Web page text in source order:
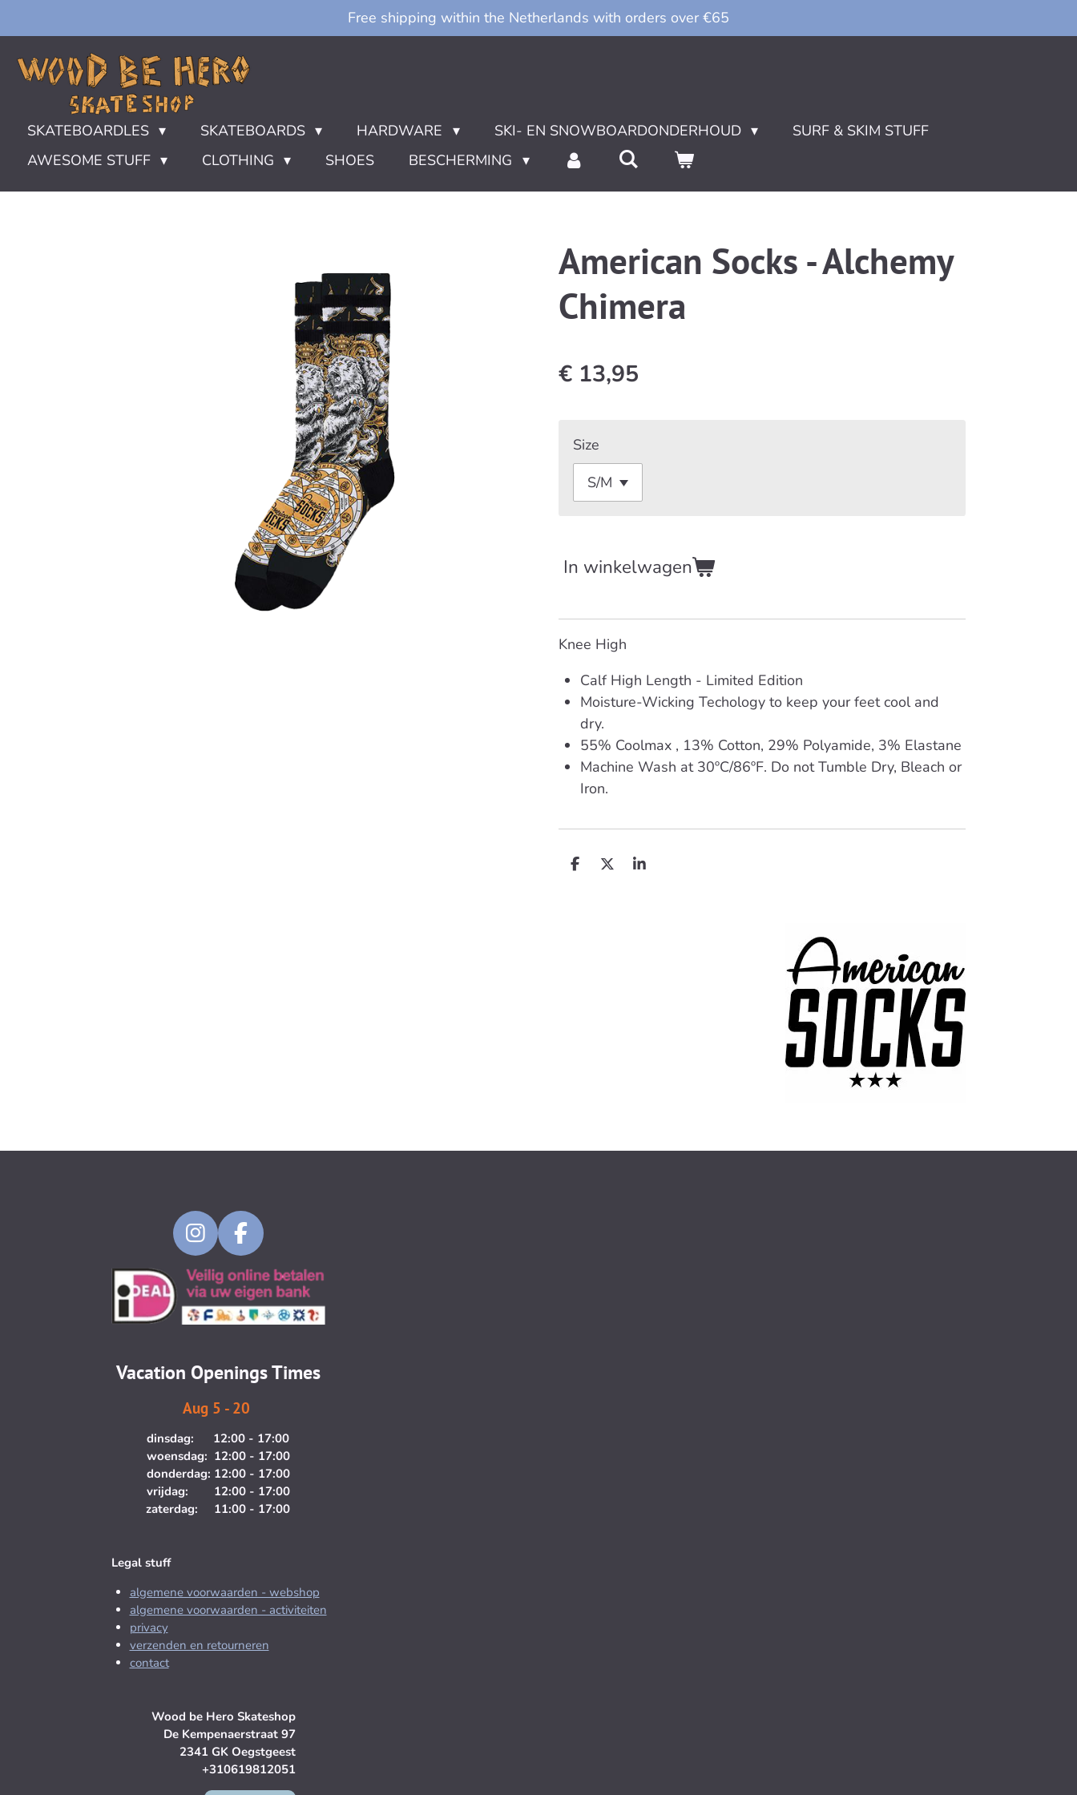
direct
naar
hoofdinhoud
Free shipping within the Netherlands with orders over €65
SKATEBOARDLES SKATEBOARDS HARDWARE SKI- EN SNOWBOARDONDERHOUD
SURF & SKIM STUFF
AWESOME STUFF
CLOTHING SHOES BESCHERMING
American Socks - Alchemy
Chimera
€ 13,95
Size
In winkelwagen
Knee High
Calf High Length - Limited Edition
Moisture-Wicking Techology to keep your feet cool and
dry.
55% Coolmax , 13% Cotton, 29% Polyamide, 3% Elastane
Machine Wash at 30ºC/86ºF. Do not Tumble Dry, Bleach or
Iron.
D
D
S
I
n
s
t
a
r
m
F
a
c
e
b
o
Vacation Openings Times
Aug 5 - 20
dinsdag: 12:00 - 17:00
woensdag: 12:00 - 17:00
donderdag: 12:00 - 17:00
vrijdag: 12:00 - 17:00
zaterdag: 11:00 - 17:00
Legal stuff
algemene voorwaarden - webshop
algemene voorwaarden - activiteiten
privacy
verzenden en retourneren
contact
Wood be Hero Skateshop
De Kempenaerstraat 97
2341 GK Oegstgeest
+310619812051